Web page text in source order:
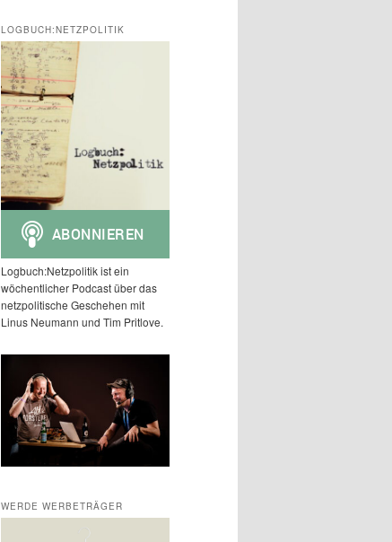
LOGBUCH:NETZPOLITIK
Logbuch:Netzpolitik ist ein
wöchentlicher Podcast über das
netzpolitische Geschehen mit
Linus Neumann und Tim Pritlove.
WERDE WERBETRÄGER